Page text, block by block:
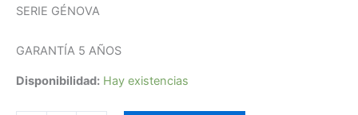
SERIE GÉNOVA
GARANTÍA 5 AÑOS
Disponibilidad: Hay existencias